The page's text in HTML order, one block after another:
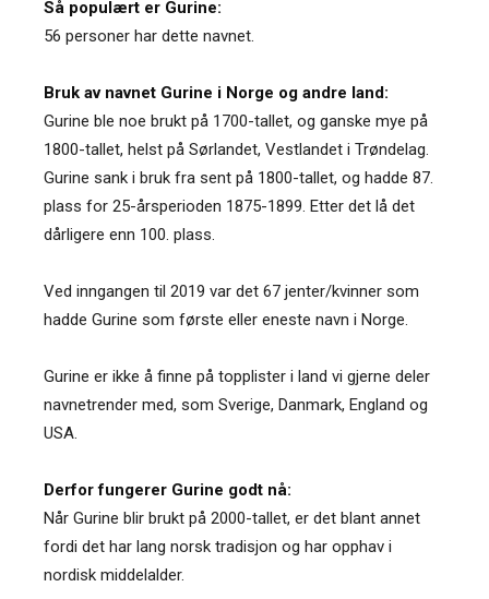
Så populært er Gurine:
56 personer har dette navnet.
Bruk av navnet Gurine i Norge og andre land:
Gurine ble noe brukt på 1700-tallet, og ganske mye på
1800-tallet, helst på Sørlandet, Vestlandet i Trøndelag.
Gurine sank i bruk fra sent på 1800-tallet, og hadde 87.
plass for 25-årsperioden 1875-1899. Etter det lå det
dårligere enn 100. plass.
Ved inngangen til 2019 var det 67 jenter/kvinner som
hadde Gurine som første eller eneste navn i Norge.
Gurine er ikke å finne på topplister i land vi gjerne deler
navnetrender med, som Sverige, Danmark, England og
USA.
Derfor fungerer Gurine godt nå:
Når Gurine blir brukt på 2000-tallet, er det blant annet
fordi det har lang norsk tradisjon og har opphav i
nordisk middelalder.